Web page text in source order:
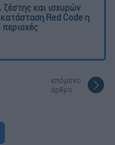
ζέστης και ισχυρών
Red Code η
επόμενο
άρθρο